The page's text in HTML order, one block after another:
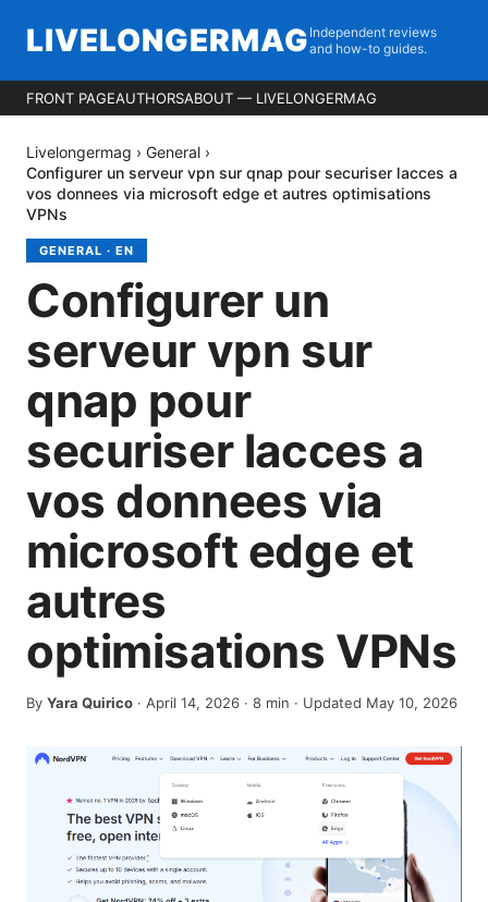
LIVELONGERMAG Independent reviews
and how-to guides.
FRONT PAGEAUTHORSABOUT — LIVELONGERMAG
Livelongermag › General ›
Configurer un serveur vpn sur qnap pour securiser lacces a
vos donnees via microsoft edge et autres optimisations
VPNs
GENERAL · EN
Configurer un
serveur vpn sur
qnap pour
securiser lacces a
vos donnees via
microsoft edge et
autres
optimisations VPNs
By Yara Quirico · April 14, 2026 · 8 min · Updated May 10, 2026